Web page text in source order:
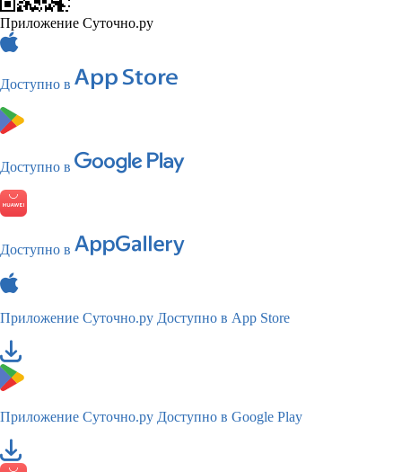
Приложение Суточно.ру
Доступно в
Доступно в
Доступно в
Приложение Суточно.ру Доступно в App Store
Приложение Суточно.ру Доступно в Google Play